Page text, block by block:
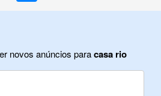
novos anúncios paracasa rio